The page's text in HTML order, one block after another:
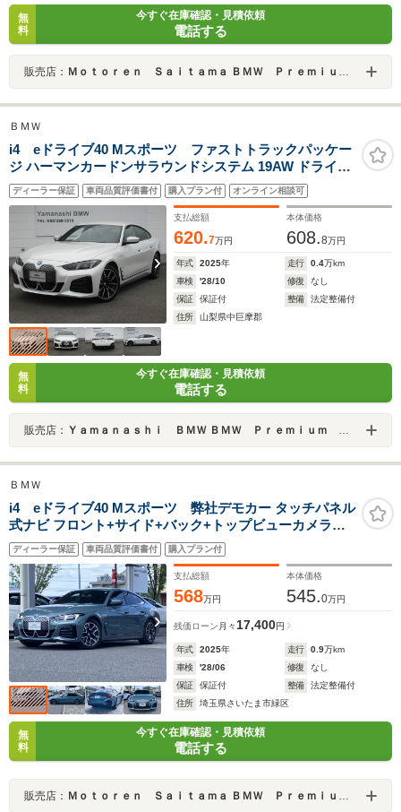
無
料
今すぐ在庫確認・見積依頼
電話する
販売店： Ｍｏｔｏｒｅｎ Ｓａｉｔａｍａ ＢＭＷ Ｐｒｅｍｉｕｍ Ｓｅｌｅｃｔｉｏｎ 鶴ヶ島
ＢＭＷ
i4 eドライブ40 Mスポーツ ファストトラックパッケー
ジ ハーマンカードンサラウンドシステム 19AW ドライビ
ングアシスト パーキングアシスト アダプティブLEDヘッ
ドライト コーナリングライト アンビエントライト ワイヤ
レスチャージング
ディーラー保証 車両品質評価書付 購入プラン付 オンライン相談可
支払総額
620.7万円
本体価格
608.8万円
年式 2025年 走行 0.4万km
車検
'28/10 修復
なし
保証
保証付 整備
法定整備付
住所
山梨県中巨摩郡
無
料
今すぐ在庫確認・見積依頼
電話する
販売店： Ｙａｍａｎａｓｈｉ ＢＭＷ ＢＭＷ Ｐｒｅｍｉｕｍ Ｓｅｌｅｃｔｉｏｎ 山梨
ＢＭＷ
i4 eドライブ40 Mスポーツ 弊社デモカー タッチパネル
式ナビ フロント+サイド+バック+トップビューカメラ
ACC LEDヘッドライト 18インチアルミ Mスポーツブレ
ーキ
ディーラー保証 車両品質評価書付 購入プラン付
支払総額
568万円
本体価格
545.0万円
残価ローン 月々 17,400円
年式 2025年 走行 0.9万km
車検
'28/06 修復
なし
保証
保証付 整備
法定整備付
住所
埼玉県さいたま市緑区
無
料
今すぐ在庫確認・見積依頼
電話する
販売店： Ｍｏｔｏｒｅｎ Ｓａｉｔａｍａ ＢＭＷ Ｐｒｅｍｉｕｍ Ｓｅｌｅｃｔｉｏｎ 浦和美園